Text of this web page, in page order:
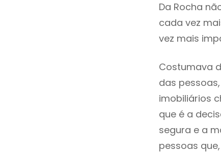
Da Rocha
cada vez
vez mais
Costumava
das
imobiliários
que é a
segura e a
pessoas